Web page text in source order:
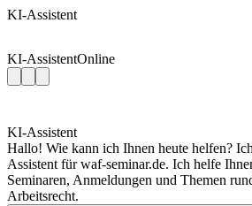
KI-Assistent
KI-AssistentOnline
KI-Assistent
Hallo! Wie kann ich Ihnen heute helfen?
Assistent für waf-seminar.de. Ich helfe
Seminaren, Anmeldungen und Themen
Arbeitsrecht.